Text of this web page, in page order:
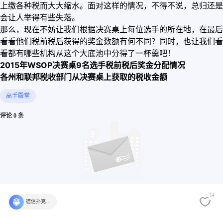
上缴各种税而大大缩水。面对这样的情况，不得不说，总归还是
会让人举得有些失落。
那么，现在不妨让我们根据决赛桌上每位选手的所在地，在最后
看看他们税前税后获得的奖金数额有何不同？同时，也让我们看
看都有哪些机构从这个大底池中分得了一杯羹吧！
2015年WSOP决赛桌9名选手税前税后奖金分配情况
各州和联邦税收部门从决赛桌上获取的税收金额
高手殿堂
评论 0 条
14